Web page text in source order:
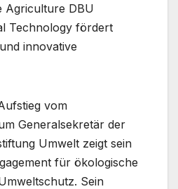
Agriculture DBU
Technology fördert
innovative
vom
Generalsekretär der
Umwelt zeigt sein
für ökologische
Sein